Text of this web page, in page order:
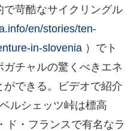
苛酷なサイクリングル
en/stories/ten-
in-slovenia ）でト
チャルの驚くべきエネ
できる。ビデオで紹介
ルシェッツ峠は標高
ド・フランスで有名なラ